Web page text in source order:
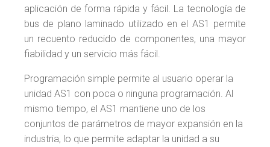
aplicación de forma rápida y fácil. La tecnología de
bus de plano laminado utilizado en el AS1 permite
un recuento reducido de componentes, una mayor
fiabilidad y un servicio más fácil.
Programación simple permite al usuario operar la
unidad AS1 con poca o ninguna programación. Al
mismo tiempo, el AS1 mantiene uno de los
conjuntos de parámetros de mayor expansión en la
industria, lo que permite adaptar la unidad a su